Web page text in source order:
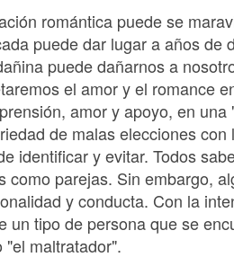
romántica puede se
puede dar lugar a años de
puede dañarnos a
el amor y el romance
amor y apoyo, en
de malas elecciones
identificar y evitar. Todos
como parejas. Sin embargo,
y conducta. Con la
un tipo de persona que se
"el maltratador".